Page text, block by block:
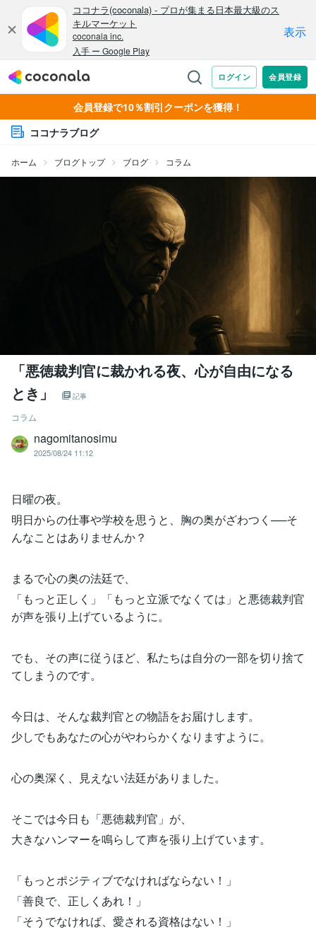
会員登録で10％割引クーポンを獲得！
ココナラブログ
ホーム ブログトップ ブログ コラム
「悪徳裁判官に裁かれる夜、心が自由になる
とき」
記事
コラム
nagomitanosimu
2025/08/24 11:12
日曜の夜。
明日からの仕事や学校を思うと、胸の奥がざわつく──そ
んなことはありませんか？
まるで心の奥の法廷で、
「もっと正しく」「もっと立派でなくては」と悪徳裁判官
が声を張り上げているように。
でも、その声に従うほど、私たちは自分の一部を切り捨て
てしまうのです。
今日は、そんな裁判官との物語をお届けします。
少しでもあなたの心がやわらかくなりますように。
心の奥深く、見えない法廷がありました。
そこでは今日も「悪徳裁判官」が、
大きなハンマーを鳴らして声を張り上げています。
「もっとポジティブでなければならない！」
「善良で、正しくあれ！」
「そうでなければ、愛される資格はない！」